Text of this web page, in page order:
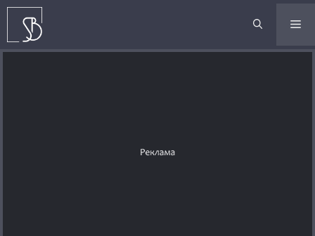
Перейти
содержимому